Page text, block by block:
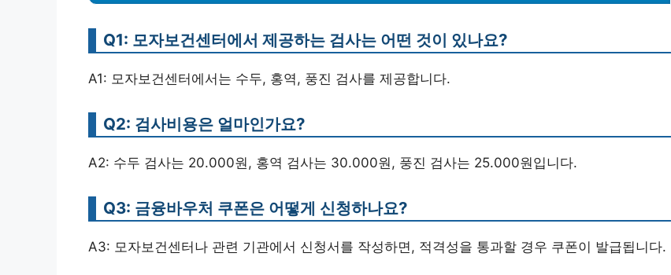
Q1: 모자보건센터에서 제공하는 검사는 어떤 것이 있나요?
A1: 모자보건센터에서는 수두, 홍역, 풍진 검사를 제공합니다.
Q2: 검사비용은 얼마인가요?
A2: 수두 검사는 20.000원, 홍역 검사는 30.000원, 풍진 검사는 25.000원입니다.
Q3: 금융바우처 쿠폰은 어떻게 신청하나요?
A3: 모자보건센터나 관련 기관에서 신청서를 작성하면, 적격성을 통과할 경우 쿠폰이 발급됩니다.